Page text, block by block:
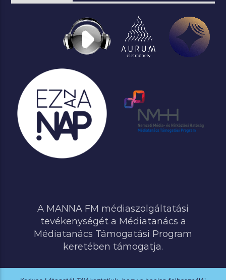
A MANNA FM médiaszolgáltatási
tevékenységét a Médiatanács a
Médiatanács Támogatási Program
keretében támogatja.